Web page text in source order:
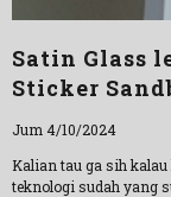
Satin Glass
Sticker
Jum 4/10/2024
Kalian tau ga sih
teknologi sudah yang